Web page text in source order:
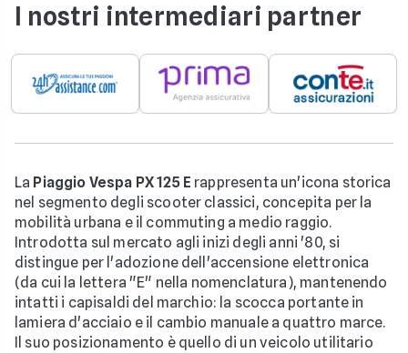
I nostri intermediari partner
La Piaggio Vespa PX 125 E rappresenta un'icona storica
nel segmento degli scooter classici, concepita per la
mobilità urbana e il commuting a medio raggio.
Introdotta sul mercato agli inizi degli anni '80, si
distingue per l'adozione dell'accensione elettronica
(da cui la lettera "E" nella nomenclatura), mantenendo
intatti i capisaldi del marchio: la scocca portante in
lamiera d'acciaio e il cambio manuale a quattro marce.
Il suo posizionamento è quello di un veicolo utilitario